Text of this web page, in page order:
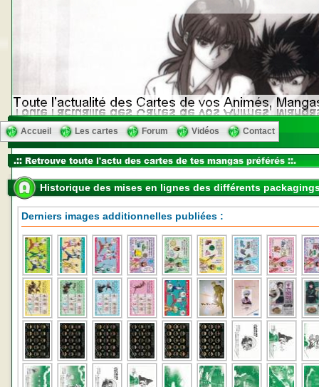
Accueil Les cartes Forum Vidéos Contact
Historique des mises en lignes des différents
Derniers images additionnelles publiées :